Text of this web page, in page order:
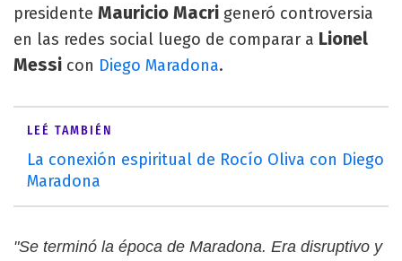
presidente Mauricio Macri generó controversia
en las redes social luego de comparar a Lionel
Messi con Diego Maradona.
LEÉ TAMBIÉN
La conexión espiritual de Rocío Oliva con Diego
Maradona
"Se terminó la época de Maradona. Era disruptivo y